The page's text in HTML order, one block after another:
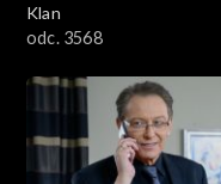
Klan
odc. 3568